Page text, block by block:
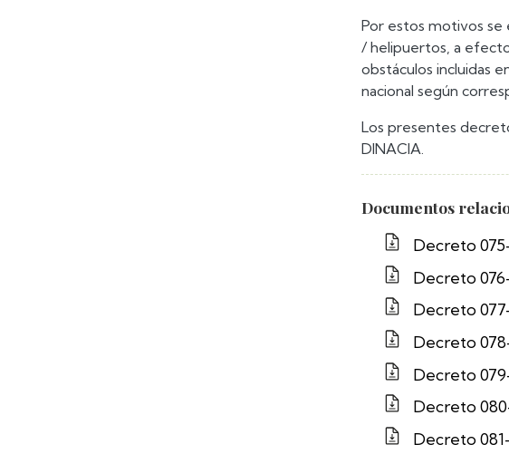
Por estos motivos se
/ helipuertos, a
obstáculos incluidas
nacional según
Los presentes
DINACIA.
Documentos
Decreto
Decreto
Decreto
Decreto
Decreto
Decreto
Decreto